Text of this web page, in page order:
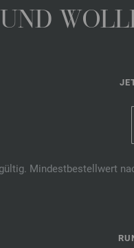
Mindestbestellwert